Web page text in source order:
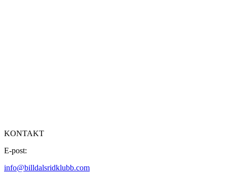
KONTAKT
E-post:
info@billdalsridklubb.com